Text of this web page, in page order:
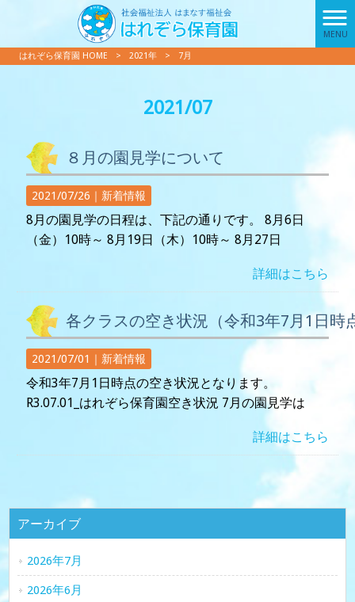
MENU
はれぞら保育園 HOME > 2021年 > 7月
2021/07
８月の園見学について
2021/07/26｜ 新着情報
8月の園見学の日程は、下記の通りです。 8月6日
（金）10時～ 8月19日（木）10時～ 8月27日
詳細はこちら
各クラスの空き状況（令和3年7月1日時
2021/07/01｜ 新着情報
令和3年7月1日時点の空き状況となります。
R3.07.01_はれぞら保育園空き状況 7月の園見学は
詳細はこちら
アーカイブ
2026年7月
2026年6月